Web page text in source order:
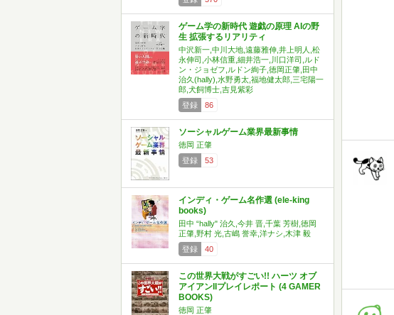
ゲーム学の新時代 遊戯の原理 AIの野
生 拡張するリアリティ
中沢新一,中川大地,遠藤雅伸,井上明人,松
永伸司,小林信重,細井浩一,川口洋司,ルド
ン・ジョゼフ,ルドン絢子,徳岡正肇,田中
治久(hally),水野勇太,福地健太郎,三宅陽一
郎,犬飼博士,吉見紫彩
登録
86
ソーシャルゲーム業界最新事情
徳岡 正肇
登録
53
インディ・ゲーム名作選 (ele-king
books)
田中 “hally" 治久,今井 晋,千葉 芳樹,徳岡
正肇,野村 光,古嶋 誉幸,洋ナシ,木津 毅
登録
40
この世界大戦がすごい!! ハーツ オブ
アイアンIIプレイレポート (4 GAMER
BOOKS)
徳岡 正肇